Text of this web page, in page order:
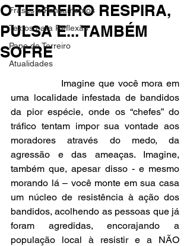
Frases e Pensamentos
Textos para Reflexão
Papo de Terreiro
Atualidades
O TERREIRO RESPIRA,
PULSA E... TAMBÉM
SOFRE
uma localidade infestada de bandidos
da pior espécie, onde os “chefes” do
tráfico tentam impor sua vontade aos
moradores através do medo, da
agressão e das ameaças. Imagine,
também que, apesar disso - e mesmo
morando lá – você monte em sua casa
um núcleo de resistência à ação dos
bandidos, acolhendo as pessoas que já
foram agredidas, encorajando a
população local à resistir e a NÃO